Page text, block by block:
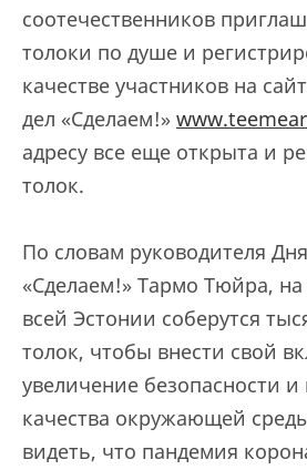
соотечественников
толоки по душе и
качестве участников на
дел «Сделаем!»
адресу все еще открыта и
толок.
По словам руководителя
«Сделаем!» Тармо Тюйра, на
всей Эстонии соберутся
толок, чтобы внести свой
увеличение безопасности
качества окружающей
видеть, что пандемия